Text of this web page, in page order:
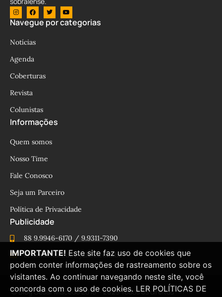
Navegue por categorias
Notícias
Agenda
Coberturas
Revista
Colunistas
Informações
Quem somos
Nosso Time
Fale Conosco
Seja um Parceiro
Política de Privacidade
Publicidade
88 9.9946-6170 / 9.9311-7390
cesinhamacedo@yahoo.com.br
© Blog César Macêdo 2015 – 2025 Todos os direitos
IMPORTANTE! Este site faz uso de cookies que
podem conter informações de rastreamento sobre os
visitantes. Ao continuar navegando neste site, você
concorda com o uso de cookies. LER POLÍTICAS DE